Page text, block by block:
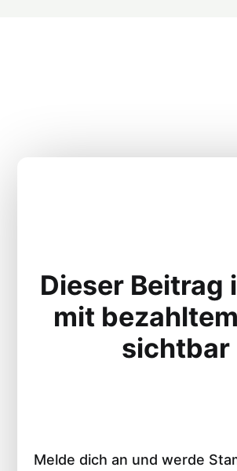
Dieser Beitrag
mit
sichtbar
Melde dich an und werde